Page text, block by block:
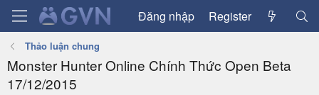
Đăng nhập Register
Thảo luận chung
Monster Hunter Online Chính Thức Open Beta
17/12/2015